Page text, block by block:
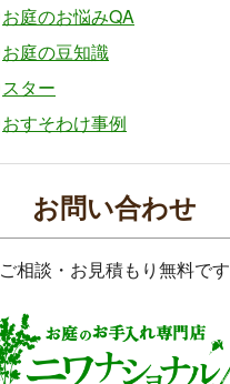
お庭のお悩みQA
お庭の豆知識
スター
おすそわけ事例
お問い合わせ
ご相談・お見積もり無料です